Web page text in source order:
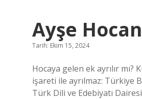
Ayşe
Tarih: Ekim 15, 2024
Hocaya gelen ek ayrılır
işareti ile ayrılmaz: Türkiye
Türk Dili ve Edebiyatı